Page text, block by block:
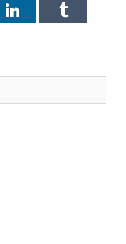
LinkedInTumblr